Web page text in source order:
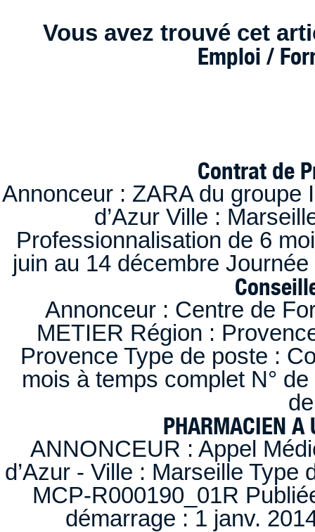
Vous avez trouvé cet
Emploi /
Contrat de
Annonceur : ZARA du
d’Azur Ville :
Professionnalisation de 6
juin au 14 décembre
Annonceur : Centre de
METIER Région :
Provence Type de poste :
mois à temps complet N°
PHARMACIEN A
ANNONCEUR : Appel
d’Azur - Ville : Marseille
MCP-R000190_01R
démarrage : 1 janv.